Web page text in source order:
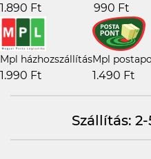
1.890 Ft 990 Ft
Mpl házhozszállítás
1.990 Ft
Mpl
1.490 Ft
Szállítás: